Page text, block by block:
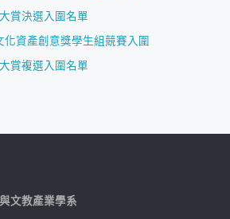
賞決選入圍名單
化資產創意獎學生組競賽入圍
賞複選入圍名單
文教產業學系